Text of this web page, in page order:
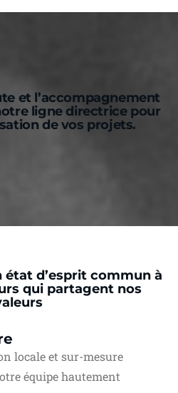
et l’accompagnement
ligne directrice pour
de vos projets.
état d’esprit commun à
qui partagent nos
locale et sur-mesure
équipe hautement